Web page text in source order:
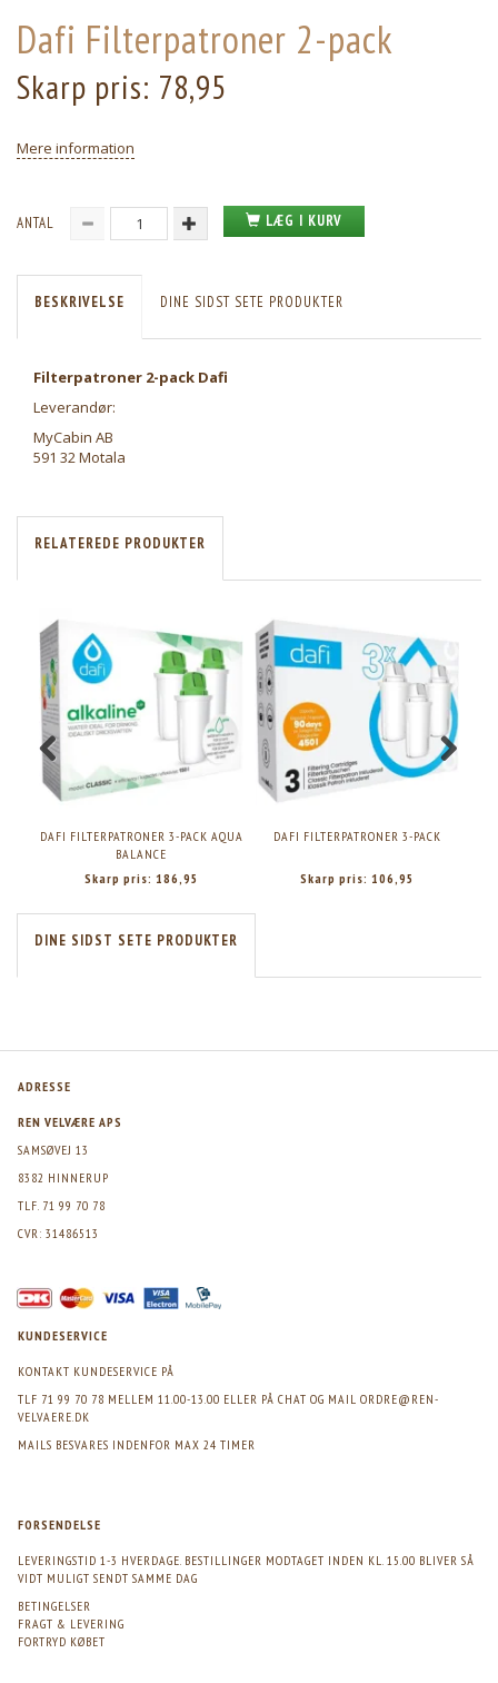
Dafi Filterpatroner 2-pack
Skarp pris: 78,95
Mere information
ANTAL LÆG I KURV
BESKRIVELSE DINE SIDST SETE PRODUKTER
Filterpatroner 2-pack Dafi
Leverandør:
MyCabin AB
591 32 Motala
RELATEREDE PRODUKTER
DAFI FILTERPATRONER 3-PACK AQUA
BALANCE
Skarp pris: 186,95
DAFI FILTERPATRONER 3-PACK
Skarp pris: 106,95
DINE SIDST SETE PRODUKTER
ADRESSE
REN VELVÆRE APS
SAMSØVEJ 13
8382 HINNERUP
TLF. 71 99 70 78
CVR: 31486513
KUNDESERVICE
KONTAKT KUNDESERVICE PÅ
TLF 71 99 70 78 MELLEM 11.00-13.00 ELLER PÅ CHAT OG MAIL ORDRE@REN-
VELVAERE.DK
MAILS BESVARES INDENFOR MAX 24 TIMER
FORSENDELSE
LEVERINGSTID 1-3 HVERDAGE. BESTILLINGER MODTAGET INDEN KL. 15.00 BLIVER SÅ
VIDT MULIGT SENDT SAMME DAG
BETINGELSER
FRAGT & LEVERING
FORTRYD KØBET